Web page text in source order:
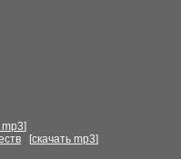
mp3]
[скачать mp3]